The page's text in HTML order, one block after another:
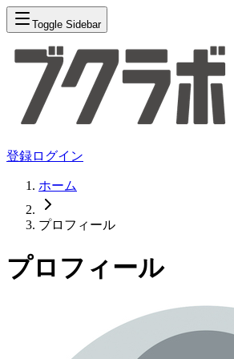
Toggle Sidebar
登録ログイン
ホーム
プロフィール
プロフィール